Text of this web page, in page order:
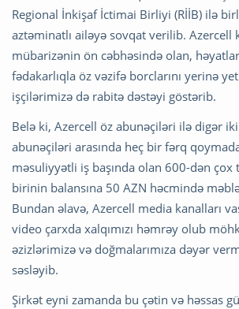
Regional İnkişaf İctimai Birliyi (RİİB) ilə
aztəminatlı ailəyə sovqat verilib. Azercell
mübarizənin ön cəbhəsində olan,
fədakarlıqla öz vəzifə borclarını yerinə
işçilərimizə də rabitə dəstəyi göstərib.
Belə ki, Azercell öz abunəçiləri ilə digər
abunəçiləri arasında heç bir fərq
məsuliyyətli iş başında olan 600-dən
birinin balansına 50 AZN həcmində
Bundan əlavə, Azercell media kanalları
video çarxda xalqımızı həmrəy olub
əzizlərimizə və doğmalarımıza dəyər
səsləyib.
Şirkət eyni zamanda bu çətin və həssas